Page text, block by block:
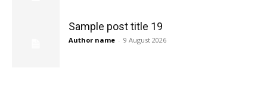
Sample post title 19
Author name - 9 August 2026